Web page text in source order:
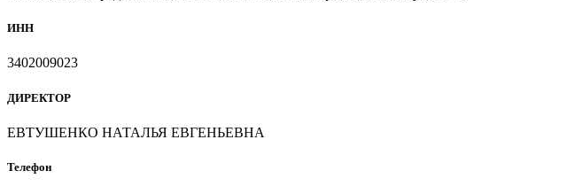
ИНН
3402009023
ДИРЕКТОР
ЕВТУШЕНКО НАТАЛЬЯ ЕВГЕНЬЕВНА
Телефон